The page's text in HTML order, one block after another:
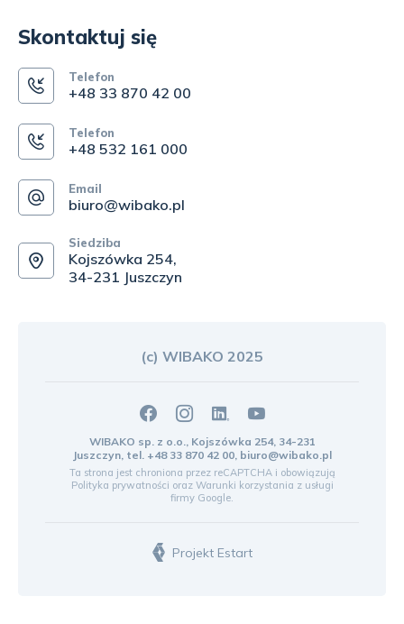
Skontaktuj się
Telefon
+48 33 870 42 00
Telefon
+48 532 161 000
Email
biuro@wibako.pl
Siedziba
Kojszówka 254,
34-231 Juszczyn
(c) WIBAKO 2025
WIBAKO sp. z o.o., Kojszówka 254, 34-231
Juszczyn, tel. +48 33 870 42 00 biuro@wibako.pl
Ta strona jest chroniona przez reCAPTCHA i obowiązują
Polityka prywatności oraz Warunki korzystania z usługi
firmy Google.
Projekt Estart